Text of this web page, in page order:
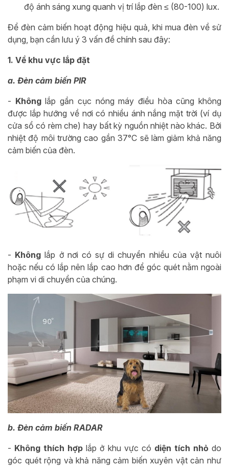
độ ánh sáng xung quanh vị trí lắp đèn ≤ (80-100) lux.
Để đèn cảm biến hoạt động hiệu quả, khi mua đèn về sử
dụng, bạn cần lưu ý 3 vấn đề chính sau đây:
1. Về khu vực lắp đặt
a. Đèn cảm biến PIR
- Khônglắp gần cục nóng máy điều hòa cũng không
được lắp hướng về nơi có nhiều ánh nắng mặt trời (ví dụ
cửa sổ có rèm che) hay bất kỳ nguồn nhiệt nào khác. Bởi
nhiệt độ môi trường cao gần 37°C sẽ làm giảm khả năng
cảm biến của đèn.
- Không lắp ở nơi có sự di chuyển nhiều của vật nuôi
hoặc nếu có lắp nên lắp cao hơn để góc quét nằm ngoài
phạm vi di chuyển của chúng.
b. Đèn cảm biến RADAR
- Không thích hợp lắp ở khu vực có diện tích nhỏdo
góc quét rộng và khả năng cảm biến xuyên vật cản như